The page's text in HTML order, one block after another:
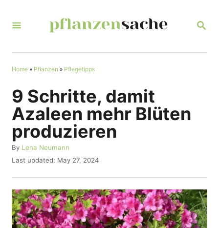
S
R
Home » Pflanzen » Pflegetipps
9 Schritte, damit
Azaleen mehr Blüten
produzieren
By A
u
h
o
r
Lena Neumann
P
s
t
e
d
o
Last updated: May 27, 2024